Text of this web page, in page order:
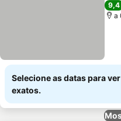
9,4
a
Selecione as datas para
exatos.